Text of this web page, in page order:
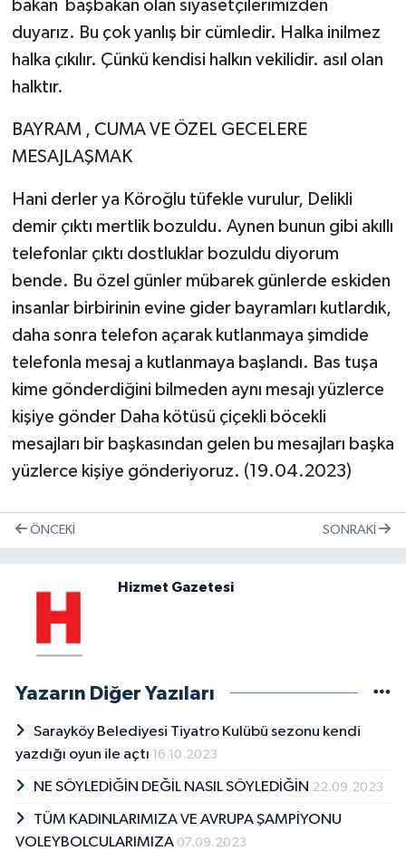
bakan başbakan olan siyasetçilerimizden
duyarız. Bu çok yanlış bir cümledir. Halka inilmez
halka çıkılır. Çünkü kendisi halkın vekilidir. asıl olan
halktır.
BAYRAM , CUMA VE ÖZEL GECELERE
MESAJLAŞMAK
Hani derler ya Köroğlu tüfekle vurulur, Delikli
demir çıktı mertlik bozuldu. Aynen bunun gibi akıllı
telefonlar çıktı dostluklar bozuldu diyorum
bende. Bu özel günler mübarek günlerde eskiden
insanlar birbirinin evine gider bayramları kutlardık,
daha sonra telefon açarak kutlanmaya şimdide
telefonla mesaj a kutlanmaya başlandı. Bas tuşa
kime gönderdiğini bilmeden aynı mesajı yüzlerce
kişiye gönder Daha kötüsü çiçekli böcekli
mesajları bir başkasından gelen bu mesajları başka
yüzlerce kişiye gönderiyoruz. (19.04.2023)
ÖNCEKI SONRAKI
Hizmet Gazetesi
Yazarın Diğer Yazıları
Sarayköy Belediyesi Tiyatro Kulübü sezonu kendi
yazdığı oyun ile açtı 16.10.2023
NE SÖYLEDİĞİN DEĞİL NASIL SÖYLEDİĞİN 22.09.2023
TÜM KADINLARIMIZA VE AVRUPA ŞAMPİYONU
VOLEYBOLCULARIMIZA 07.09.2023